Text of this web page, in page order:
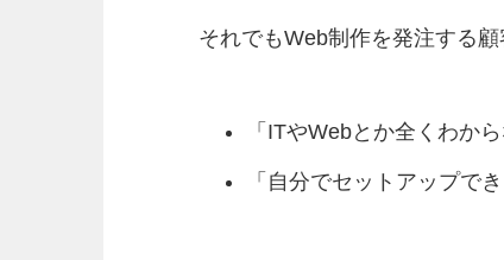
それでもWeb制作を発注する顧
「ITやWebとか全くわか
「自分でセットアップで